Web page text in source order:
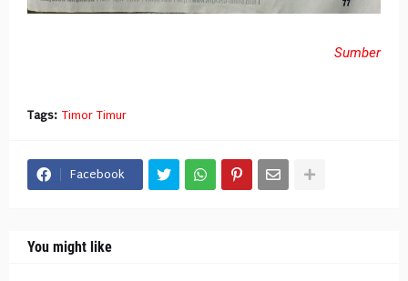
Sumber
Tags: Timor Timur
Facebook
You might like